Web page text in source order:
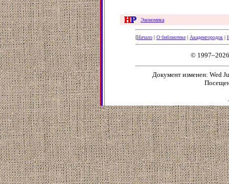
Экономика
[Начало | О библиотеке | Академгородок |
©
Документ изменен: Wed